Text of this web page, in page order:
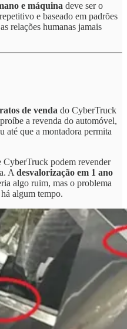
e máquina deve ser o
e baseado em padrões
relações humanas jamais
de venda do CyberTruck
a revenda do automóvel,
até que a montadora permita
CyberTruck podem revender
A desvalorização em 1 ano
algo ruim, mas o problema
algum tempo.